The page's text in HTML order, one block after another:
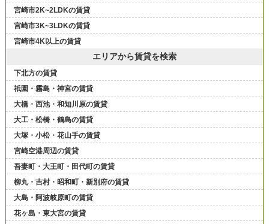
宮崎市2K~2LDKの賃貸
宮崎市3K~3LDKの賃貸
宮崎市4K以上の賃貸
エリアから賃貸を検索
下北方の賃貸
祇園・霧島・神宮の賃貸
大橋・西池・和知川原の賃貸
大工・松橋・鶴島の賃貸
大塚・小松・花山手の賃貸
宮崎空港周辺の賃貸
吾妻町・大王町・田代町の賃貸
柳丸・吉村・昭和町・新別府の賃貸
大島・阿波岐原町の賃貸
花ヶ島・東大宮の賃貸